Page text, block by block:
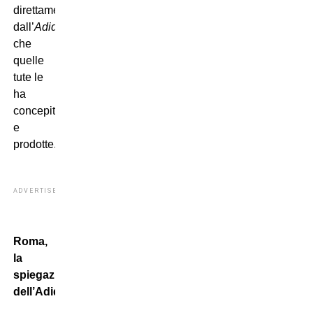
direttamente
dall’Adidas
che
quelle
tute le
ha
concepite
e
prodotte.
ADVERTISEMENT
Roma,
la
spiegazione
dell’Adidas